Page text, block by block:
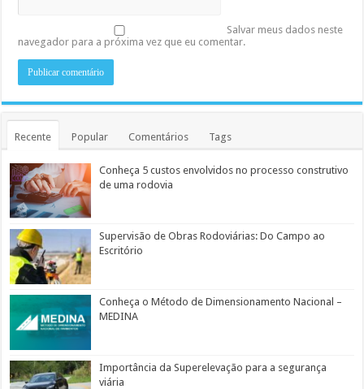
Salvar meus dados neste
navegador para a próxima vez que eu comentar.
Recente Popular Comentários Tags
Conheça 5 custos envolvidos no processo construtivo
de uma rodovia
Supervisão de Obras Rodoviárias: Do Campo ao
Escritório
Conheça o Método de Dimensionamento Nacional –
MEDINA
Importância da Superelevação para a segurança
viária